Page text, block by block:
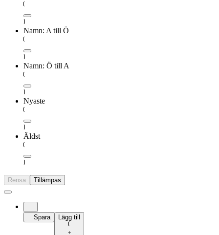
Namn: A till Ö
Namn: Ö till A
Nyaste
Äldst
Rensa Tillämpas
Spara Lägg till